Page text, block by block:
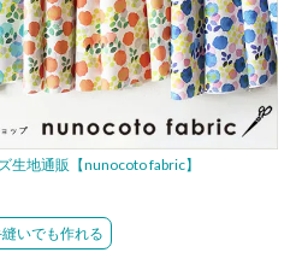
生地通販【nunocoto fabric】
いでも作れる